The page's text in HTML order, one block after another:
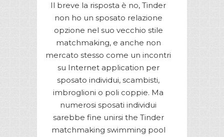
Il breve la risposta è no, Tinder
non ho un sposato relazione
opzione nel suo vecchio stile
matchmaking, e anche non
mercato stesso come un incontri
su Internet application per
sposato individui, scambisti,
imbroglioni o poli coppie. Ma
numerosi sposati individui
sarebbe fine unirsi the Tinder
matchmaking swimming pool